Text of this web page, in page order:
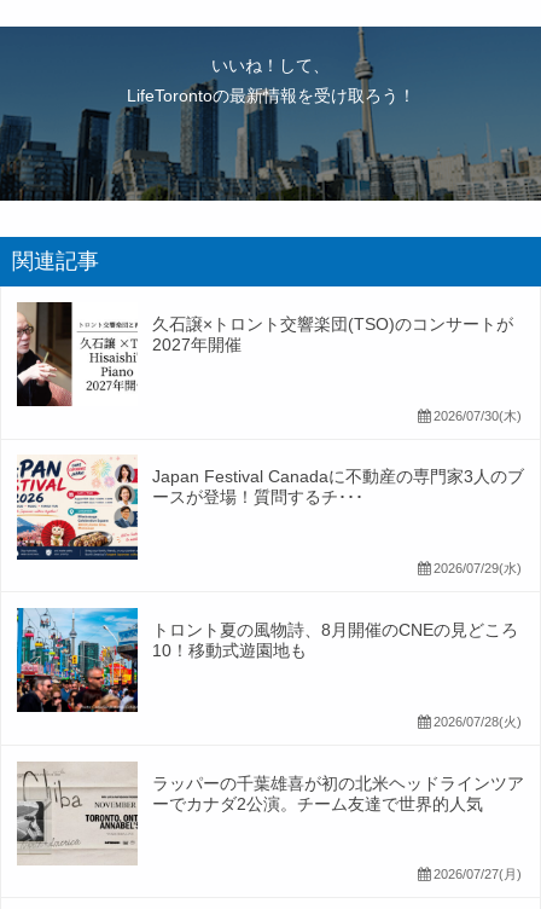
いいね！して、
LifeTorontoの最新情報を受け取ろう！
関連記事
久石譲×トロント交響楽団(TSO)のコンサートが
2027年開催
2026/07/30(木)
Japan Festival Canadaに不動産の専門家3人のブ
ースが登場！質問するチ･･･
2026/07/29(水)
トロント夏の風物詩、8月開催のCNEの見どころ
10！移動式遊園地も
2026/07/28(火)
ラッパーの千葉雄喜が初の北米ヘッドラインツア
ーでカナダ2公演。チーム友達で世界的人気
2026/07/27(月)